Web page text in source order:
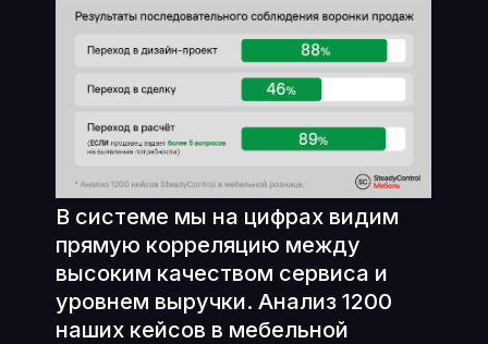
В системе мы на цифрах видим
прямую корреляцию между
высоким качеством сервиса и
уровнем выручки. Анализ 1200
наших кейсов в мебельной